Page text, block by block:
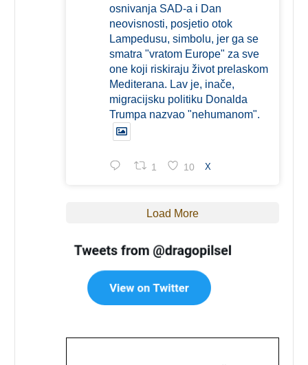
osnivanja SAD-a i Dan
neovisnosti, posjetio otok
Lampedusu, simbolu, jer ga se
smatra "vratom Europe" za sve
one koji riskiraju život prelaskom
Mediterana. Lav je, inače,
migracijsku politiku Donalda
Trumpa nazvao "nehumanom".
1 10 X
Load More